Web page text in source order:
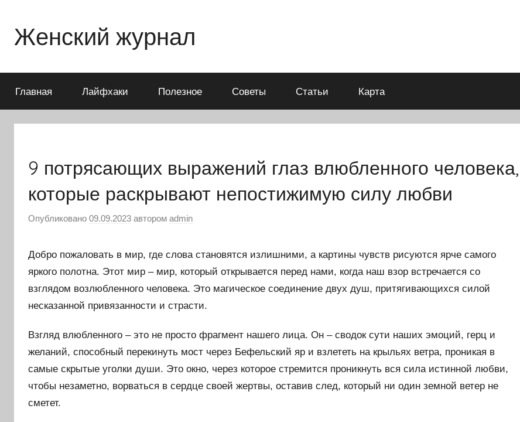
содержимому
Женский журнал
Главная Лайфхаки Полезное Советы Статьи Карта
9 потрясающих выражений глаз влюбленного человека,
которые раскрывают непостижимую силу любви
Опубликовано 09.09.2023 автором admin
Добро пожаловать в мир, где слова становятся излишними, а картины чувств рисуются ярче самого
яркого полотна. Этот мир – мир, который открывается перед нами, когда наш взор встречается со
взглядом возлюбленного человека. Это магическое соединение двух душ, притягивающихся силой
несказанной привязанности и страсти.
Взгляд влюбленного – это не просто фрагмент нашего лица. Он – сводок сути наших эмоций, герц и
желаний, способный перекинуть мост через Бефельский яр и взлететь на крыльях ветра, проникая в
самые скрытые уголки души. Это окно, через которое стремится проникнуть вся сила истинной любви,
чтобы незаметно, ворваться в сердце своей жертвы, оставив след, который ни один земной ветер не
сметет.